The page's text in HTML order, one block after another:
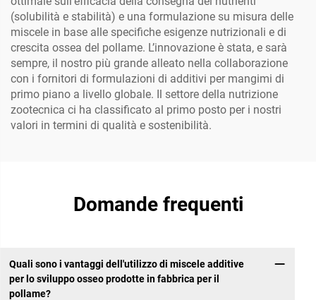
(solubilità e stabilità) e una formulazione su misura delle
miscele in base alle specifiche esigenze nutrizionali e di
crescita ossea del pollame. L’innovazione è stata, e sarà
sempre, il nostro più grande alleato nella collaborazione
con i fornitori di formulazioni di additivi per mangimi di
primo piano a livello globale. Il settore della nutrizione
zootecnica ci ha classificato al primo posto per i nostri
valori in termini di qualità e sostenibilità.
Domande frequenti
Quali sono i vantaggi dell'utilizzo di miscele additive
per lo sviluppo osseo prodotte in fabbrica per il
pollame?